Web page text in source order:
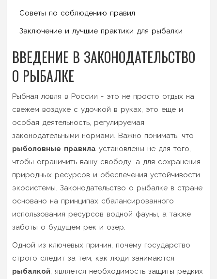
Советы по соблюдению правил
Заключение и лучшие практики для рыбалки
ВВЕДЕНИЕ В ЗАКОНОДАТЕЛЬСТВО
О РЫБАЛКЕ
Рыбная ловля в России - это не просто отдых на
свежем воздухе с удочкой в руках, это еще и
особая деятельность, регулируемая
законодательными нормами. Важно понимать, что
рыболовные правила установлены не для того,
чтобы ограничить вашу свободу, а для сохранения
природных ресурсов и обеспечения устойчивости
экосистемы. Законодательство о рыбалке в стране
основано на принципах сбалансированного
использования ресурсов водной фауны, а также
заботы о будущем рек и озер.
Одной из ключевых причин, почему государство
строго следит за тем, как люди занимаются
рыбалкой, является необходимость защиты редких